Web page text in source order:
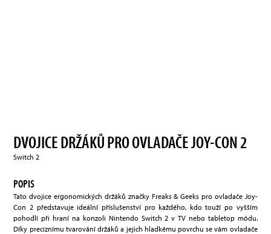
DVOJICE DRŽÁKŮ PRO OVLADAČE JOY-CON 2
Switch 2
POPIS
Tato dvojice ergonomických držáků značky Freaks & Geeks pro ovladače Joy-
Con 2 představuje ideální příslušenství pro každého, kdo touží po vyšším
pohodlí při hraní na konzoli Nintendo Switch 2 v TV nebo tabletop módu.
Díky preciznímu tvarování držáků a jejich hladkému povrchu se vám ovladače